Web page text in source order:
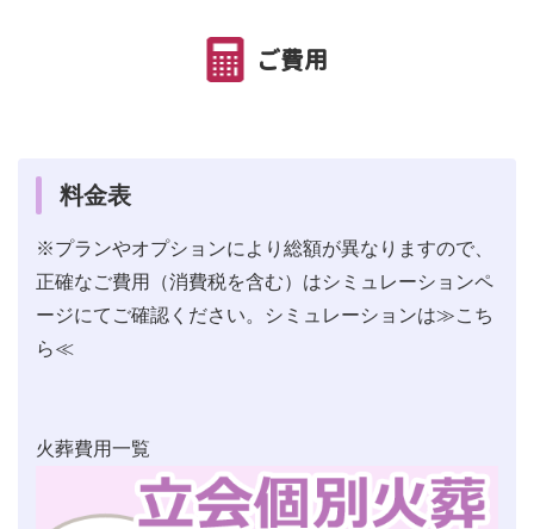
ご費用
料金表
※プランやオプションにより総額が異なりますので、
正確なご費用（消費税を含む）はシミュレーションペ
ージにてご確認ください。シミュレーションは≫こち
ら≪
火葬費用一覧